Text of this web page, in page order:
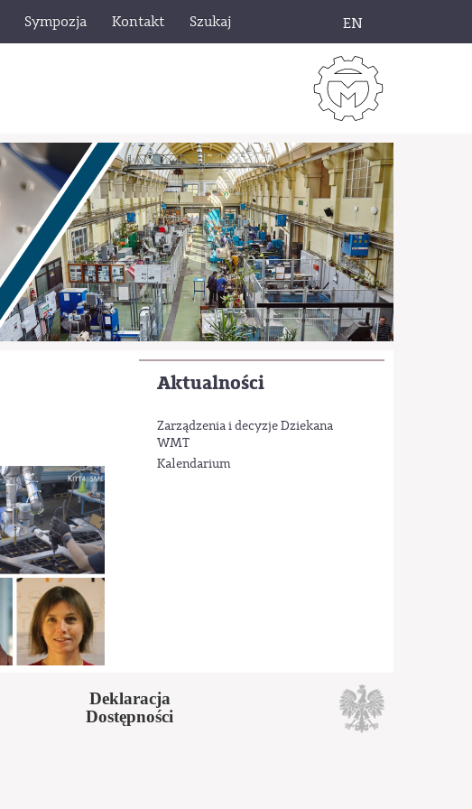
Sympozja Kontakt Szukaj EN
Aktualności
Zarządzenia i decyzje Dziekana
WMT
Kalendarium
Deklaracja
Dostępności